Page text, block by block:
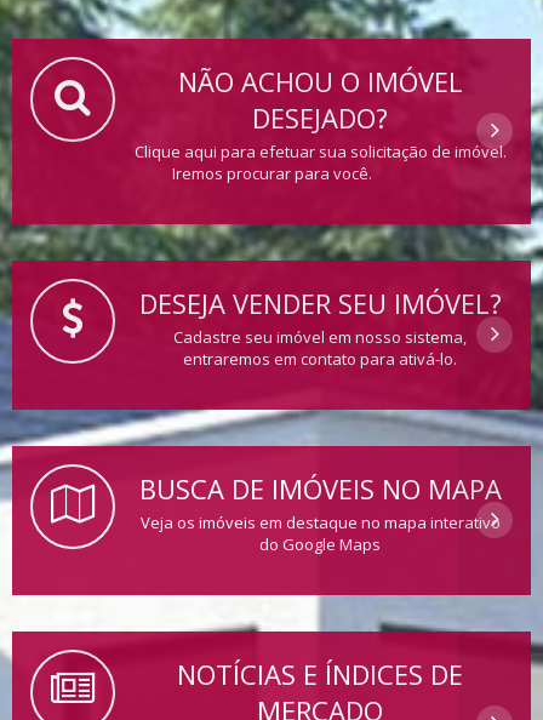
NÃO ACHOU O IMÓVEL
DESEJADO?
Clique aqui para efetuar sua solicitação de imóvel.
Iremos procurar para você.
DESEJA VENDER SEU IMÓVEL?
Cadastre seu imóvel em nosso sistema,
entraremos em contato para ativá-lo.
BUSCA DE IMÓVEIS NO MAPA
Veja os imóveis em destaque no mapa interativo
do Google Maps
NOTÍCIAS E ÍNDICES DE
MERCADO